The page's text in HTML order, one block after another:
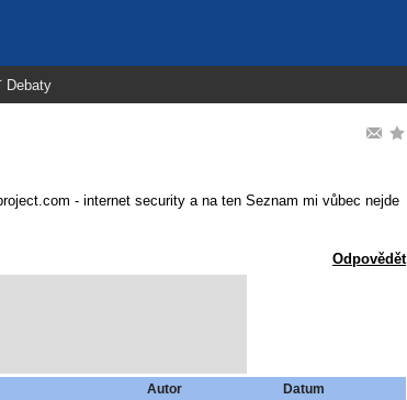
Debaty
- internet security a na ten Seznam mi vůbec nejde
Odpovědět
Autor Datum